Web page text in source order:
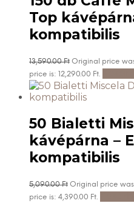
Top
kompatibilis
13,590.00Ft Original price
price is: 12,290.00 Ft.
50 Bialetti
kávépárna –
kompatibilis
5,090.00Ft Original price
price is: 4,390.00 Ft.